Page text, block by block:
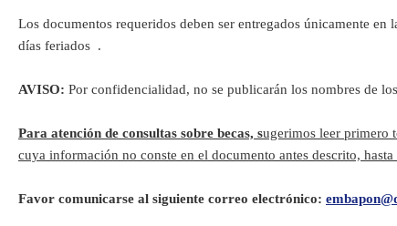
Los documentos requeridos deben ser entregados únicamente
días feriados .
AVISO: Por confidencialidad, no se publicarán los nombres de
Para atención de consultas sobre becas, sugerimos leer primero
cuya información no conste en el documento antes descrito,
Favor comunicarse al siguiente correo electrónico: